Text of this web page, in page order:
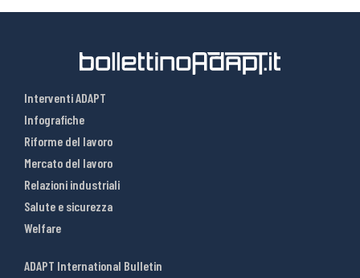
Interventi ADAPT
Infografiche
Riforme del lavoro
Mercato del lavoro
Relazioni industriali
Salute e sicurezza
Welfare
ADAPT International Bulletin